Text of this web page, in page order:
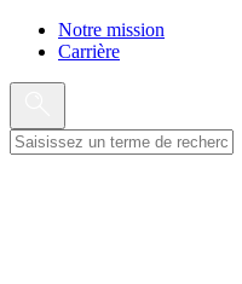
Notre mission
Carrière